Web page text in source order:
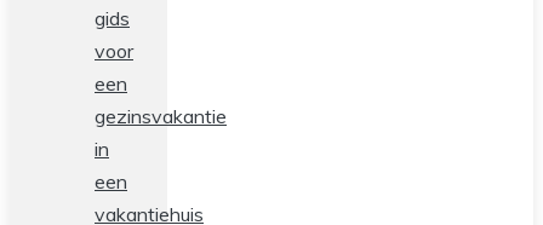
gids
voor
een
gezinsvakantie
in
een
vakantiehuis